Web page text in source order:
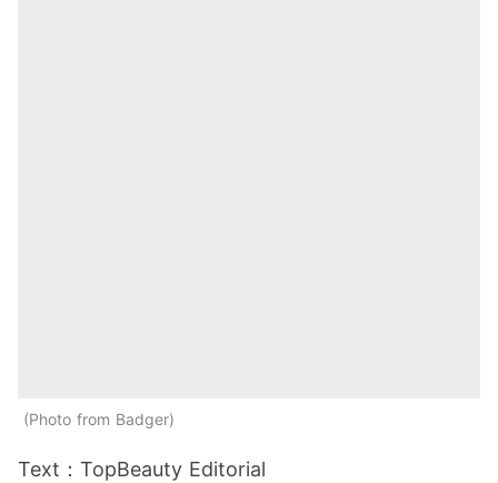
Photo from Badger
Text：TopBeauty Editorial